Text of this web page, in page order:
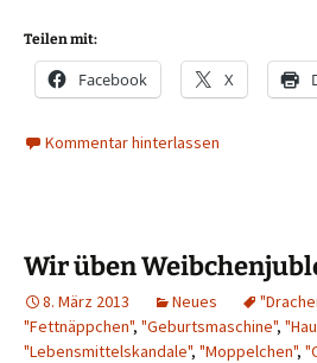
Teilen mit:
Facebook X
Kommentar hinterlassen
Wir üben
8. März 2013 Neues
"Fettnäppchen", "Geburtsmaschine",
"Lebensmittelskandale", "Moppelchen",